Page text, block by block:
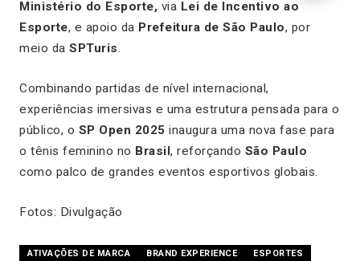
Ministério do Esporte, via Lei de Incentivo ao
Esporte, e apoio da Prefeitura de São Paulo, por
meio da SPTuris.
Combinando partidas de nível internacional,
experiências imersivas e uma estrutura pensada para o
público, o SP Open 2025 inaugura uma nova fase para
o tênis feminino no Brasil, reforçando São Paulo
como palco de grandes eventos esportivos globais.
Fotos: Divulgação
ATIVAÇÕES DE MARCA BRAND EXPERIENCE
ESPORTES